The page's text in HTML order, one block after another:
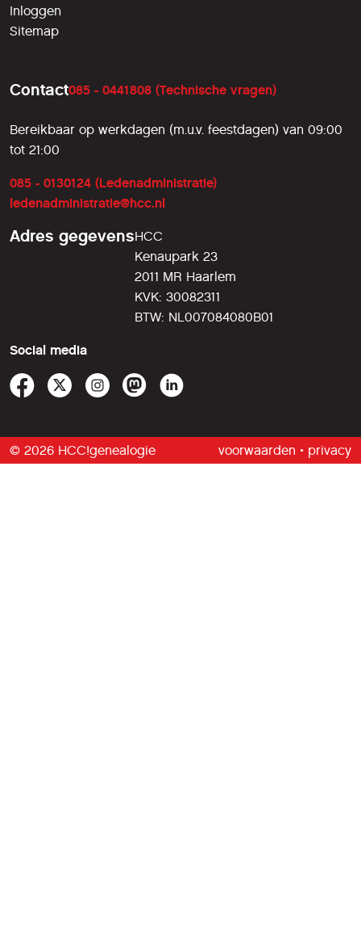
Inloggen
Sitemap
Contact085 - 0441808 (Technische vragen)
Bereikbaar op werkdagen (m.u.v. feestdagen) van 09:00
tot 21:00
085 - 0130124 (Ledenadministratie)
ledenadministratie@hcc.nl
Adres gegevensHCC
Kenaupark 23
2011 MR Haarlem
KVK: 30082311
BTW: NL007084080B01
Social media
© 2026 HCC!genealogie voorwaarden • privacy